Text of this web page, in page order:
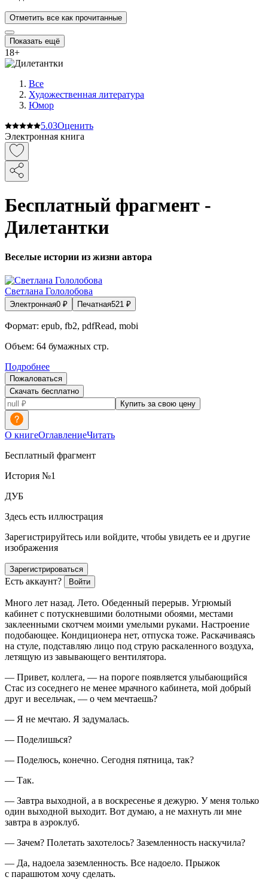
Отметить все как прочитанные
Показать ещё
18+
Все
Художественная литература
Юмор
5.03Оценить
Электронная книга
Бесплатный фрагмент -
Дилетантки
Веселые истории из жизни автора
Светлана Гололобова
Электронная0 ₽ Печатная521 ₽
Формат: epub, fb2, pdfRead, mobi
Объем: 64 бумажных стр.
Подробнее
Пожаловаться
Скачать бесплатно
Купить за свою цену
О книгеОглавлениеЧитать
Бесплатный фрагмент
История №1
ДУБ
Здесь есть иллюстрация
Зарегистрируйтесь или войдите, чтобы увидеть ее и другие
изображения
Зарегистрироваться
Есть аккаунт? Войти
Много лет назад. Лето. Обеденный перерыв. Угрюмый
кабинет с потускневшими болотными обоями, местами
заклеенными скотчем моими умелыми руками. Настроение
подобающее. Кондиционера нет, отпуска тоже. Раскачиваясь
на стуле, подставляю лицо под струю раскаленного воздуха,
летящую из завывающего вентилятора.
— Привет, коллега, — на пороге появляется улыбающийся
Стас из соседнего не менее мрачного кабинета, мой добрый
друг и весельчак, — о чем мечтаешь?
— Я не мечтаю. Я задумалась.
— Поделишься?
— Поделюсь, конечно. Сегодня пятница, так?
— Так.
— Завтра выходной, а в воскресенье я дежурю. У меня только
один выходной выходит. Вот думаю, а не махнуть ли мне
завтра в аэроклуб.
— Зачем? Полетать захотелось? Заземленность наскучила?
— Да, надоела заземленность. Все надоело. Прыжок
с парашютом хочу сделать.